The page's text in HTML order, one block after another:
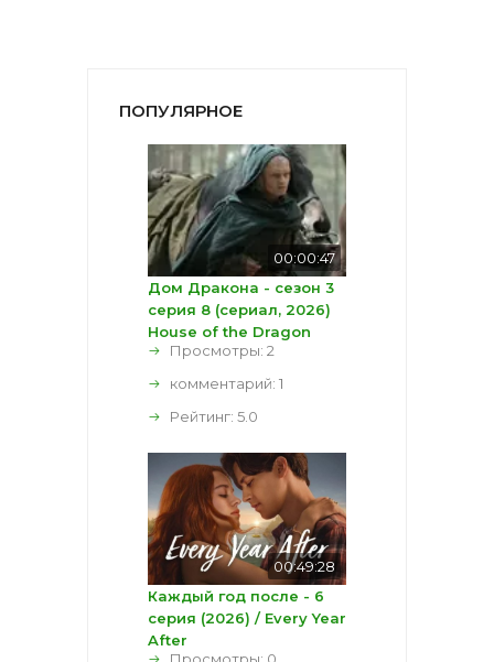
ПОПУЛЯРНОЕ
00:00:47
Дом Дракона - сезон 3
серия 8 (сериал, 2026)
House of the Dragon
Просмотры: 2
комментарий: 1
Рейтинг: 5.0
00:49:28
Каждый год после - 6
серия (2026) / Every Year
After